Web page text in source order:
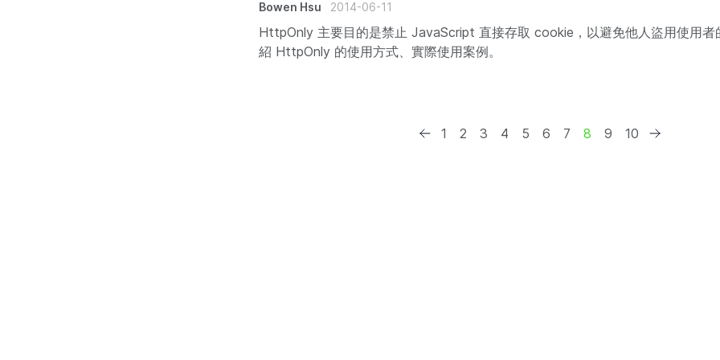
Bowen Hsu 2014-06-11
HttpOnly 主要目的是禁止 JavaScript 直接存取 cookie，以避免他人盜用使用者
紹 HttpOnly 的使用方式、實際使用案例。
1 2 3 4 5 6 7 8 9 10